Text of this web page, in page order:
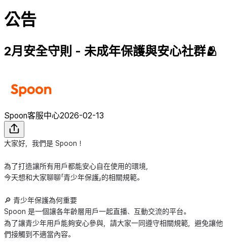
公告
2月安全守則 - 未成年保護與安心社群🫂
Spoon客服中心2026-02-13
大家好，我們是 Spoon！
為了打造讓所有用戶都能安心自在使用的環境，
今天想和大家聊聊「青少年保護」的相關規範。
🔎 青少年保護為何重要
Spoon 是一個讓各年齡層用戶一起直播、互動交流的平台。
為了讓青少年用戶能夠安心參與，請大家一同遵守相關規範，避免讓他
們接觸到不適當內容。